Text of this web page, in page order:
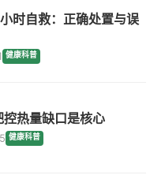
时自救：正确处置与误
健康科普
热量缺口是核心
健康科普